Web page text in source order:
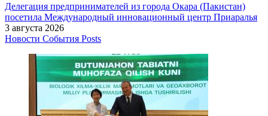
Делегация предпринимателей из города Окара (Пакистан)
посетила Международный инновационный центр Приаралья
3 августа 2026
Новости События Posts